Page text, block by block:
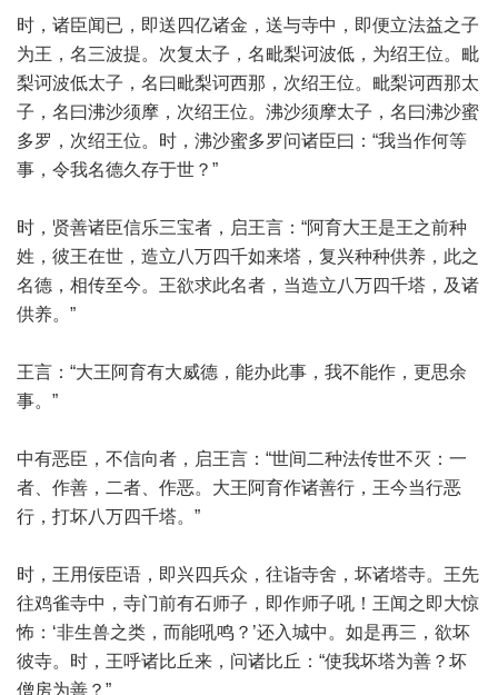
时，诸臣闻已，即送四亿诸金，送与寺中，即便立法益之子
为王，名三波提。次复太子，名毗梨诃波低，为绍王位。毗
梨诃波低太子，名曰毗梨诃西那，次绍王位。毗梨诃西那太
子，名曰沸沙须摩，次绍王位。沸沙须摩太子，名曰沸沙蜜
多罗，次绍王位。时，沸沙蜜多罗问诸臣曰：“我当作何等
事，令我名德久存于世？”
时，贤善诸臣信乐三宝者，启王言：“阿育大王是王之前种
姓，彼王在世，造立八万四千如来塔，复兴种种供养，此之
名德，相传至今。王欲求此名者，当造立八万四千塔，及诸
供养。”
王言：“大王阿育有大威德，能办此事，我不能作，更思余
事。”
中有恶臣，不信向者，启王言：“世间二种法传世不灭：一
者、作善，二者、作恶。大王阿育作诸善行，王今当行恶
行，打坏八万四千塔。”
时，王用佞臣语，即兴四兵众，往诣寺舍，坏诸塔寺。王先
往鸡雀寺中，寺门前有石师子，即作师子吼！王闻之即大惊
怖：‘非生兽之类，而能吼鸣？’还入城中。如是再三，欲坏
彼寺。时，王呼诸比丘来，问诸比丘：“使我坏塔为善？坏
僧房为善？”